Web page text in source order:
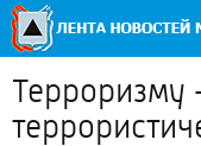
Терроризму